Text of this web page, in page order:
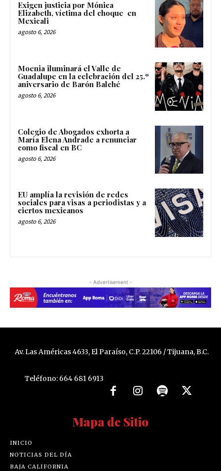
Exigen justicia por Mónica
Elizabeth, víctima del choque en
Mexicali
agosto 6, 2026
Moenia iluminará el Valle de
Guadalupe en la celebración del 25.º
aniversario de Barón Balché
agosto 6, 2026
Colegio de Abogados exhorta a
María Elena Andrade a renunciar
como fiscal en BC
agosto 6, 2026
EU amplía la revisión de redes
sociales para visas a periodistas y a
ciertos mexicanos
agosto 6, 2026
- Advertisement -
Av. Las Américas 4633, El Paraíso, C.P. 22106 / Tijuana, B.C.
Teléfono: 664 681 6913
Mapa de Sitio
INICIO
NOTICIAS DEL DÍA
BAJA CALIFORNIA